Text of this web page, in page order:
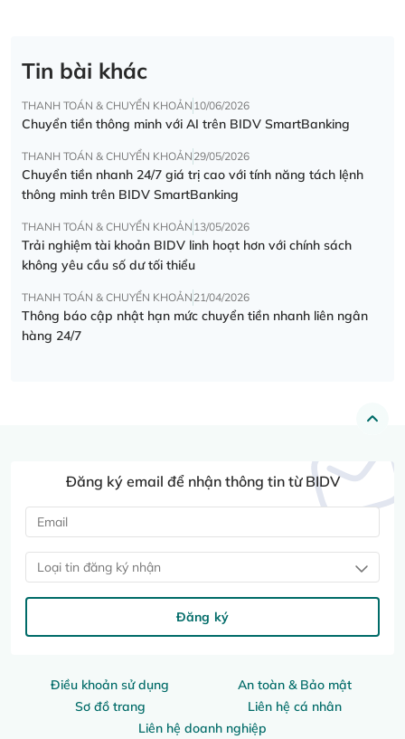
Tin bài khác
THANH TOÁN & CHUYỂN KHOẢN 10/06/2026
Chuyển tiền thông minh với AI trên BIDV SmartBanking
THANH TOÁN & CHUYỂN KHOẢN 29/05/2026
Chuyển tiền nhanh 24/7 giá trị cao với tính năng tách lệnh
thông minh trên BIDV SmartBanking
THANH TOÁN & CHUYỂN KHOẢN 13/05/2026
Trải nghiệm tài khoản BIDV linh hoạt hơn với chính sách
không yêu cầu số dư tối thiểu
THANH TOÁN & CHUYỂN KHOẢN 21/04/2026
Thông báo cập nhật hạn mức chuyển tiền nhanh liên ngân
hàng 24/7
Điều khoản sử dụng
An toàn & Bảo mật
Sơ đồ trang
Liên hệ cá nhân
Liên hệ doanh nghiệp
Đăng ký email để nhận thông tin từ BIDV
Loại tin đăng ký nhận
Đăng ký